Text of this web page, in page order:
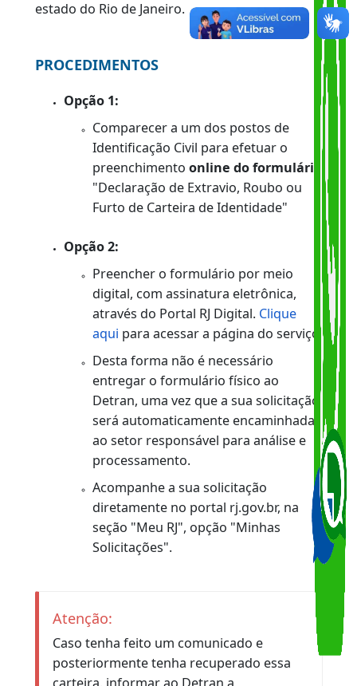
É a declaração do usuário sobre o extravio,
roubo ou furto de sua Carteira de Identidade,
para fins de registro da informação na base de
dados de pessoas civilmente identificadas no
estado do Rio de Janeiro.
PROCEDIMENTOS
Opção 1:
Identificação Civil para efetuar o
preenchimentoonline do formulário
"Declaração de Extravio, Roubo ou
Furto de Carteira de Identidade"
Opção 2:
Preencher o formulário por meio
digital, com assinatura eletrônica,
através do Portal RJ Digital.Clique
aquipara acessar a página do
Desta forma não é necessário
entregar o formulário físico ao
Detran, uma vez que a sua solicitação
será automaticamente encaminhada
Acompanhe a sua solicitação
diretamente no portal rj.gov.br, na
seção "Meu RJ", opção "Minhas